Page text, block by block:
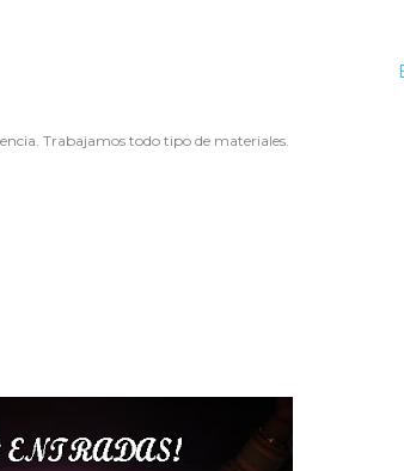
Trabajamos todo tipo de materiales.